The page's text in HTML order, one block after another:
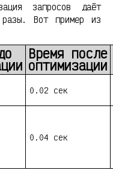
запросов даёт
разы. Вот пример из
Время после
оптимизации
0.02 сек
0.04 сек